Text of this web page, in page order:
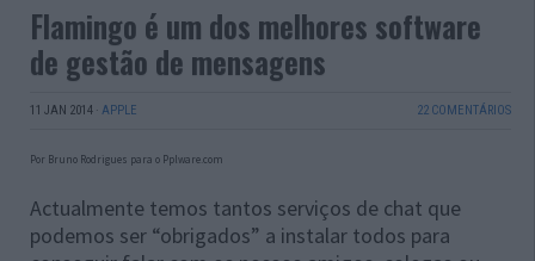
Flamingo é um dos melhores software
de gestão de mensagens
11 JAN 2014 · APPLE 22 COMENTÁRIOS
Por Bruno Rodrigues para o Pplware.com
Actualmente temos tantos serviços de chat que
podemos ser “obrigados” a instalar todos para